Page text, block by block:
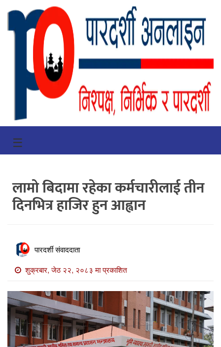
गृहपृष्ठ
भिडियो
प्रमुख
खबर
समाचार
खबर
माडी
खबर
विविध
☰
लामो बिदामा रहेका कर्मचारीलाई तीन
दिनभित्र हाजिर हुन आह्वान
पारदर्शी संवाददाता
शुक्रबार, जेठ २२, २०८३ मा प्रकाशित